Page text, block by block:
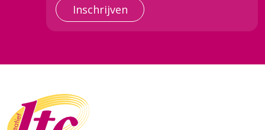
Inschrijven